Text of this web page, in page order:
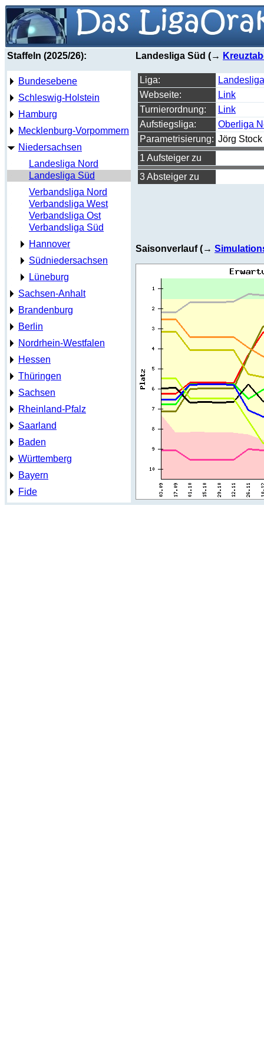
Staffeln (2025/26):
Bundesebene
Schleswig-Holstein
Hamburg
Mecklenburg-Vorpommern
Niedersachsen
Landesliga Nord
Landesliga Süd
Verbandsliga Nord
Verbandsliga West
Verbandsliga Ost
Verbandsliga Süd
Hannover
Südniedersachsen
Lüneburg
Sachsen-Anhalt
Brandenburg
Berlin
Nordrhein-Westfalen
Hessen
Thüringen
Sachsen
Rheinland-Pfalz
Saarland
Baden
Württemberg
Bayern
Fide
Landesliga Süd (→
Liga:
Webseite:
Link
Turnierordnung:
Link
Aufstiegsliga:
Oberliga
Parametrisierung: Jörg Stock
1 Aufsteiger zu
3 Absteiger zu
Saisonverlauf (→